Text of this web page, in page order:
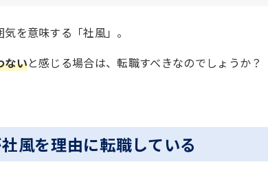
を意味する「社風」。
ないと感じる場合は、転職すべきなのでしょうか？
風を理由に転職している